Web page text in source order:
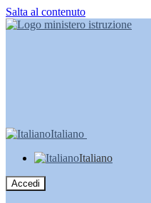
Salta al contenuto
Italiano
Italiano
Accedi